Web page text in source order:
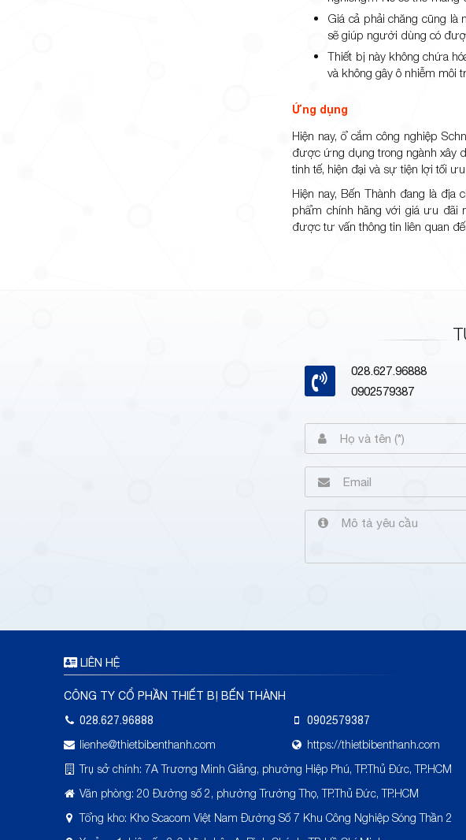
Giá cả phải chăng cũng là
sẽ giúp người dùng có
Thiết bị này không chứa
và không gây ô nhiễm môi
Ứng dụng
Hiện nay, ổ cắm công nghiệp
được ứng dụng trong ngành xây
tinh tế, hiện đại và sự tiện lợi tối
Hiện nay, Bến Thành đang là địa
phẩm chính hãng với giá ưu đãi
được tư vấn thông tin liên quan
028.627.96888
0902579387
LIÊN HỆ
CÔNG TY CỔ PHẦN THIẾT BỊ BẾN THÀNH
028.627.96888
0902579387
lienhe@thietbibenthanh.com
https://thietbibenthanh.com
Trụ sở chính: 7A Trương Minh Giảng, phường Hiệp Phú, TP.Thủ Đức, TP.HCM
Văn phòng: 20 Đường số 2, phường Trường Thọ, TP.Thủ Đức, TP.HCM
Tổng kho: Kho Scacom Việt Nam Đường Số 7 Khu Công Nghiệp Sóng Thần 2